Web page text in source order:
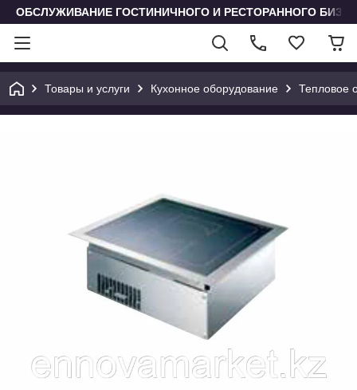
ОБСЛУЖИВАНИЕ ГОСТИНИЧНОГО И РЕСТОРАННОГО
Товары и услуги Кухонное оборудование Тепловое